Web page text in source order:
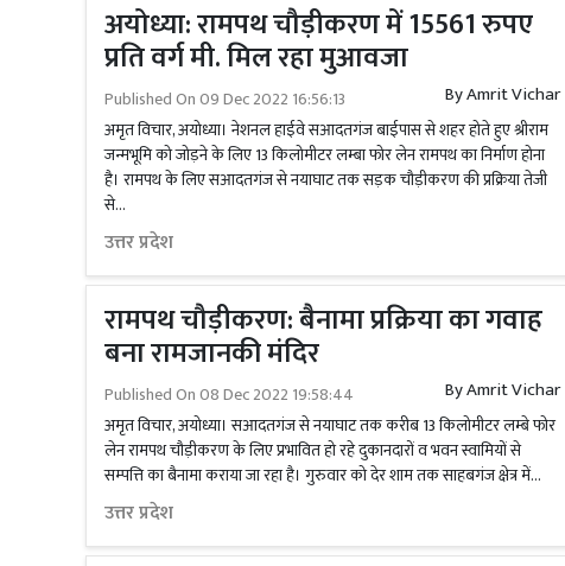
अयोध्या: रामपथ चौड़ीकरण में 15561 रुपए
प्रति वर्ग मी. मिल रहा मुआवजा
Published On09 Dec 2022 16:56:13 ByAmrit Vichar
अमृत विचार, अयोध्या। नेशनल हाईवे सआदतगंज बाईपास से शहर होते हुए श्रीराम
जन्मभूमि को जोड़ने के लिए 13 किलोमीटर लम्बा फोर लेन रामपथ का निर्माण होना
है। रामपथ के लिए सआदतगंज से नयाघाट तक सड़क चौड़ीकरण की प्रक्रिया तेजी
से...
उत्तर प्रदेश
रामपथ चौड़ीकरण: बैनामा प्रक्रिया का गवाह
बना रामजानकी मंदिर
Published On08 Dec 2022 19:58:44 ByAmrit Vichar
अमृत विचार, अयोध्या। सआदतगंज से नयाघाट तक करीब 13 किलोमीटर लम्बे फोर
लेन रामपथ चौड़ीकरण के लिए प्रभावित हो रहे दुकानदारों व भवन स्वामियों से
सम्पत्ति का बैनामा कराया जा रहा है। गुरुवार को देर शाम तक साहबगंज क्षेत्र में...
उत्तर प्रदेश